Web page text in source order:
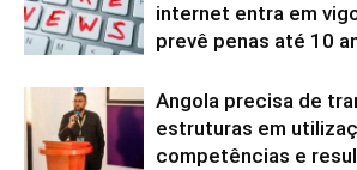
internet entra em
prevê penas até 10
Angola precisa de
estruturas em
competências e